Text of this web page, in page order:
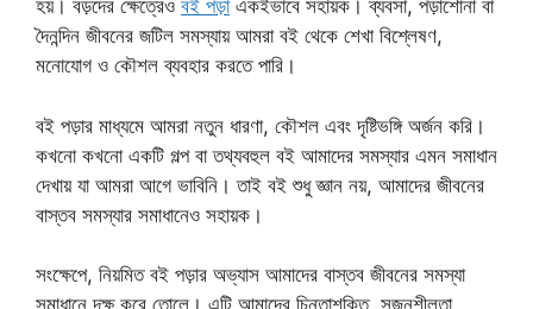
হয়। বড়দের ক্ষেত্রেও বই পড়াএকইভাবে সহায়ক। ব্যবসা, পড়াশোনা বা
দৈনন্দিন জীবনের জটিল সমস্যায় আমরা বই থেকে শেখা বিশ্লেষণ,
মনোযোগ ও কৌশল ব্যবহার করতে পারি।
বই পড়ার মাধ্যমে আমরা নতুন ধারণা, কৌশল এবং দৃষ্টিভঙ্গি অর্জন করি।
কখনো কখনো একটি গল্প বা তথ্যবহুল বই আমাদের সমস্যার এমন সমাধান
দেখায় যা আমরা আগে ভাবিনি। তাই বই শুধু জ্ঞান নয়, আমাদের জীবনের
বাস্তব সমস্যার সমাধানেও সহায়ক।
সংক্ষেপে, নিয়মিত বই পড়ার অভ্যাস আমাদের বাস্তব জীবনের সমস্যা